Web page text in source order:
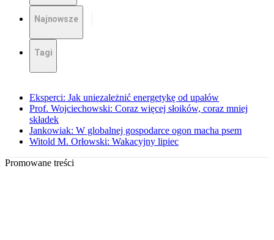
Najnowsze
Tagi
Eksperci: Jak uniezależnić energetykę od upałów
Prof. Wojciechowski: Coraz więcej słoików, coraz mniej
składek
Jankowiak: W globalnej gospodarce ogon macha psem
Witold M. Orłowski: Wakacyjny lipiec
Promowane treści